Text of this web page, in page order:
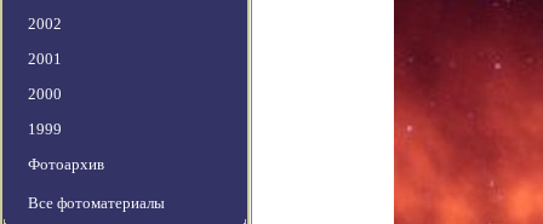
2002
2001
2000
1999
Фотоархив
Все фотоматериалы